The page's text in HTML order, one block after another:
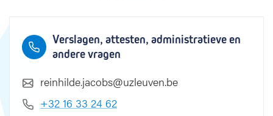
Verslagen, attesten, administratieve en
andere vragen
reinhilde.jacobs@uzleuven.be
+32 16 33 24 62